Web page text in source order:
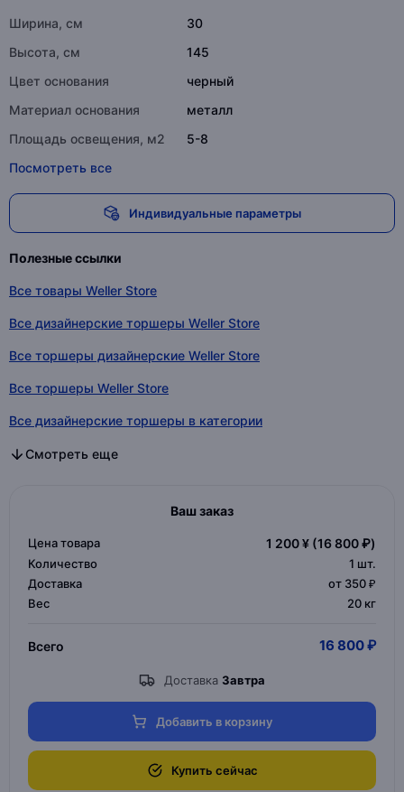
Ширина, см
30
Высота, см
145
Цвет основания
черный
Материал основания
металл
Площадь освещения, м2
5-8
Посмотреть все
Индивидуальные параметры
Полезные ссылки
Все товары Weller Store
Все дизайнерские торшеры Weller Store
Все торшеры дизайнерские Weller Store
Все торшеры Weller Store
Все дизайнерские торшеры в категории
Все торшеры дизайнерские в категории
Все торшеры в категории
Смотреть еще
Ваш заказ
Цена товара 1 200 ¥ (16 800 ₽)
Количество 1 шт.
Доставка
от 350 ₽
Вес
20 кг
Всего 16 800 ₽
Доставка Завтра
Добавить в корзину
Купить сейчас